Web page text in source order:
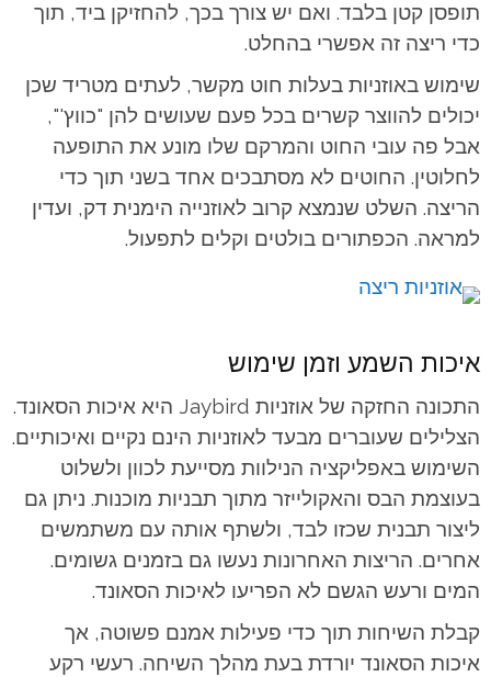
תופסן קטן בלבד. ואם יש צורך בכך, להחזיקן ביד, תוך
כדי ריצה זה אפשרי בהחלט.
שימוש באוזניות בעלות חוט מקשר, לעתים מטריד שכן
יכולים להווצר קשרים בכל פעם שעושים להן "כווץ'",
אבל פה עובי החוט והמרקם שלו מונע את התופעה
לחלוטין. החוטים לא מסתבכים אחד בשני תוך כדי
הריצה. השלט שנמצא קרוב לאוזנייה הימנית דק, ועדין
למראה. הכפתורים בולטים וקלים לתפעול.
איכות השמע וזמן שימוש
התכונה החזקה של אוזניות Jaybird היא איכות הסאונד.
הצלילים שעוברים מבעד לאוזניות הינם נקיים ואיכותיים.
השימוש באפליקציה הנילוות מסייעת לכוון ולשלוט
בעוצמת הבס והאקולייזר מתוך תבניות מוכנות. ניתן גם
ליצור תבנית שכזו לבד, ולשתף אותה עם משתמשים
אחרים. הריצות האחרונות נעשו גם בזמנים גשומים.
המים ורעש הגשם לא הפריעו לאיכות הסאונד.
קבלת השיחות תוך כדי פעילות אמנם פשוטה, אך
איכות הסאונד יורדת בעת מהלך השיחה. רעשי רקע